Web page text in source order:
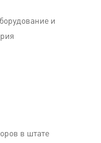
и
в штате